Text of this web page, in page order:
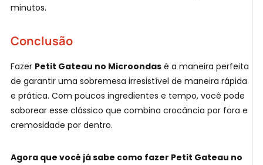
minutos.
Conclusão
Fazer Petit Gateau no Microondas é a maneira perfeita
de garantir uma sobremesa irresistível de maneira rápida
e prática. Com poucos ingredientes e tempo, você pode
saborear esse clássico que combina crocância por fora e
cremosidade por dentro.
Agora que você já sabe como fazer Petit Gateau no